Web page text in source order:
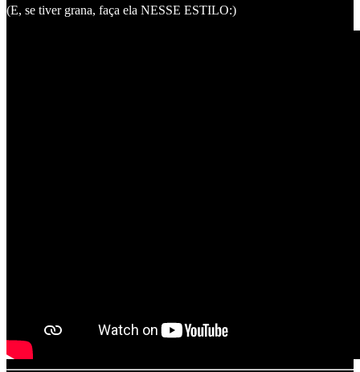
(E, se tiver grana, faça ela NESSE ESTILO:)